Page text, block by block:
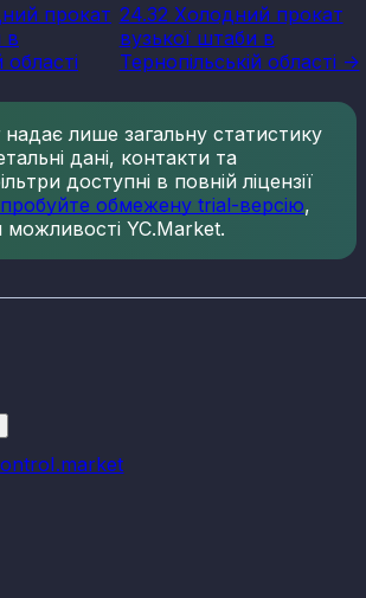
прокат
в
24.32 Холодний прокат
вузької штаби в
Тернопільській області ->
надає лише загальну статистику
дані, контакти та
доступні в повній ліцензії
обмежену trial-версію,
YC.Market.